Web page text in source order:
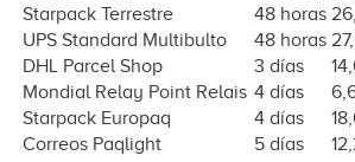
Starpack Terrestre
48 horas
UPS Standard Multibulto
48 horas
DHL Parcel Shop
3 días
Mondial Relay Point Relais 4 días
Starpack Europaq
4 días
Correos Paqlight
5 días